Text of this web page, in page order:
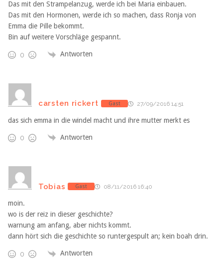
Das mit den Strampelanzug, werde ich bei Maria einbauen.
Das mit den Hormonen, werde ich so machen, dass Ronja von
Emma die Pille bekommt.
Bin auf weitere Vorschläge gespannt.
0 Antworten
carsten rickert Gast 27/09/2016 14:51
das sich emma in die windel macht und ihre mutter merkt es
0 Antworten
Tobias Gast 08/11/2016 16:40
moin.
wo is der reiz in dieser geschichte?
warnung am anfang, aber nichts kommt.
dann hört sich die geschichte so runtergespult an; kein boah drin.
0 Antworten